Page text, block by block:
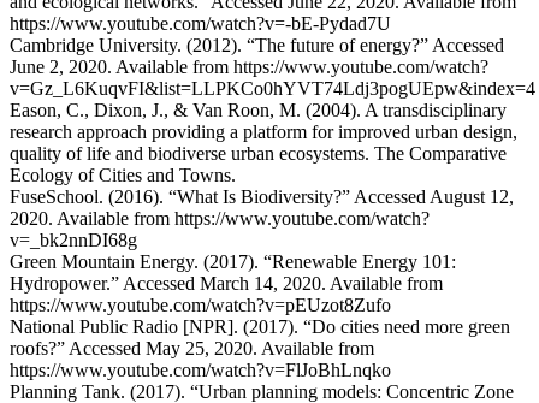
https://www.youtube.com/watch?v=-bE-Pydad7U
Cambridge University. (2012). “The future of energy?” Accessed
June 2, 2020. Available from https://www.youtube.com/watch?
v=Gz_L6KuqvFI&list=LLPKCo0hYVT74Ldj3pogUEpw&index=4
Eason, C., Dixon, J., & Van Roon, M. (2004). A transdisciplinary
research approach providing a platform for improved urban design,
quality of life and biodiverse urban ecosystems. The Comparative
Ecology of Cities and Towns.
FuseSchool. (2016). “What Is Biodiversity?” Accessed August 12,
2020. Available from https://www.youtube.com/watch?
v=_bk2nnDI68g
Green Mountain Energy. (2017). “Renewable Energy 101:
Hydropower.” Accessed March 14, 2020. Available from
https://www.youtube.com/watch?v=pEUzot8Zufo
National Public Radio [NPR]. (2017). “Do cities need more green
roofs?” Accessed May 25, 2020. Available from
https://www.youtube.com/watch?v=FlJoBhLnqko
Planning Tank. (2017). “Urban planning models: Concentric Zone